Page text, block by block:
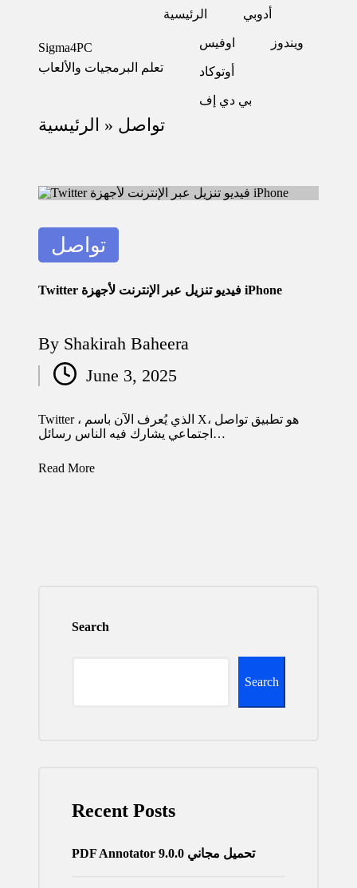
Sigma4PC
تعلم البرمجيات والألعاب
الرئيسية أدوبي
اوفيس ويندوز
أوتوكاد
بي دي إف
الرئيسية » تواصل
Posted
in
تواصل
Twitter فيديو تنزيل عبر الإنترنت لأجهزة iPhone
Posted
by
By Shakirah Baheera
June 3, 2025
Twitter ، الذي يُعرف الآن باسم X، هو تطبيق تواصل
اجتماعي يشارك فيه الناس رسائل…
Read More
Search
Search
Recent Posts
PDF Annotator 9.0.0 تحميل مجاني